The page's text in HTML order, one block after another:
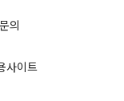
의
사이트